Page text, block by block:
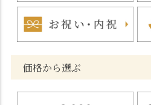
価格から選ぶ